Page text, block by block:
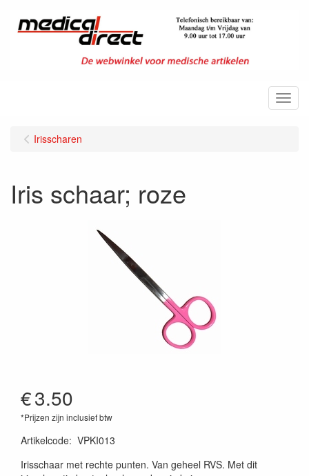
Menu
Irisscharen
Iris schaar; roze
€3.50
*Prijzen zijn inclusief btw
Artikelcode: VPKI013
Irisschaar met rechte punten. Van geheel RVS. Met dit